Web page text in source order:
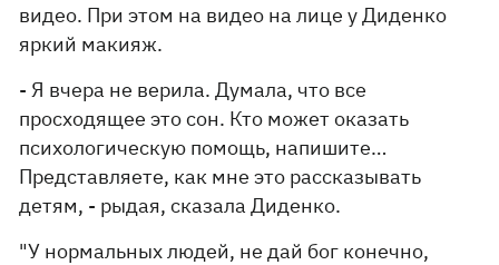
видео. При этом на видео на лице у Диденко
яркий макияж.
- Я вчера не верила. Думала, что все
просходящее это сон. Кто может оказать
психологическую помощь, напишите…
Представляете, как мне это рассказывать
детям, - рыдая, сказала Диденко.
"У нормальных людей, не дай бог конечно,